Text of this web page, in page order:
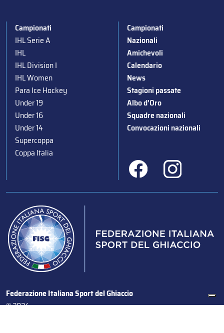
Campionati
IHL Serie A
IHL
IHL Division I
IHL Women
Para Ice Hockey
Under 19
Under 16
Under 14
Supercoppa
Coppa Italia
Campionati
Nazionali
Amichevoli
Calendario
News
Stagioni passate
Albo d’Oro
Squadre nazionali
Convocazioni nazionali
Federazione Italiana Sport del Ghiaccio
© 2024